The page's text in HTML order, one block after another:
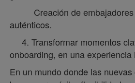
Creación de embajadores
auténticos.
4. Transformar momentos
onboarding, en una experiencia
En un mundo donde las